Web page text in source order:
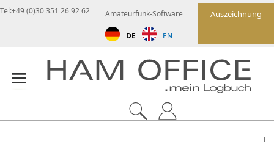
Auszeichnung
Amateurfunk-Software
DE EN
Tel:+49 (0)30 351 26 92 62